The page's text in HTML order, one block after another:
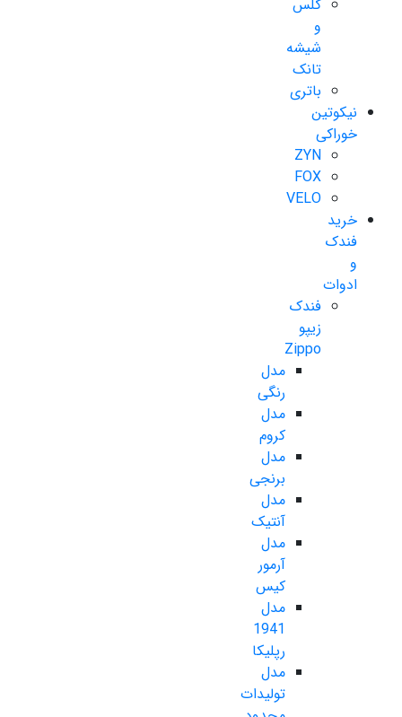
گلس
و
شیشه
تانک
باتری
نیکوتین
خوراکی
ZYN
FOX
VELO
خرید
فندک
و
ادوات
فندک
زیپو
Zippo
مدل
رنگی
مدل
کروم
مدل
برنجی
مدل
آنتیک
مدل
آرمور
کیس
مدل
1941
رپلیکا
مدل
تولیدات